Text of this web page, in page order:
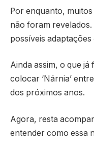
Por enquanto,
não foram
possíveis
Ainda assim, o que
colocar ‘Nárnia’
dos próximos anos.
Agora, resta
entender como essa